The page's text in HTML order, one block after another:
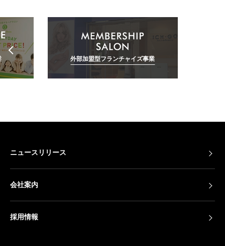
外部加盟型フランチャイズ事業
ニュースリリース
会社案内
採用情報